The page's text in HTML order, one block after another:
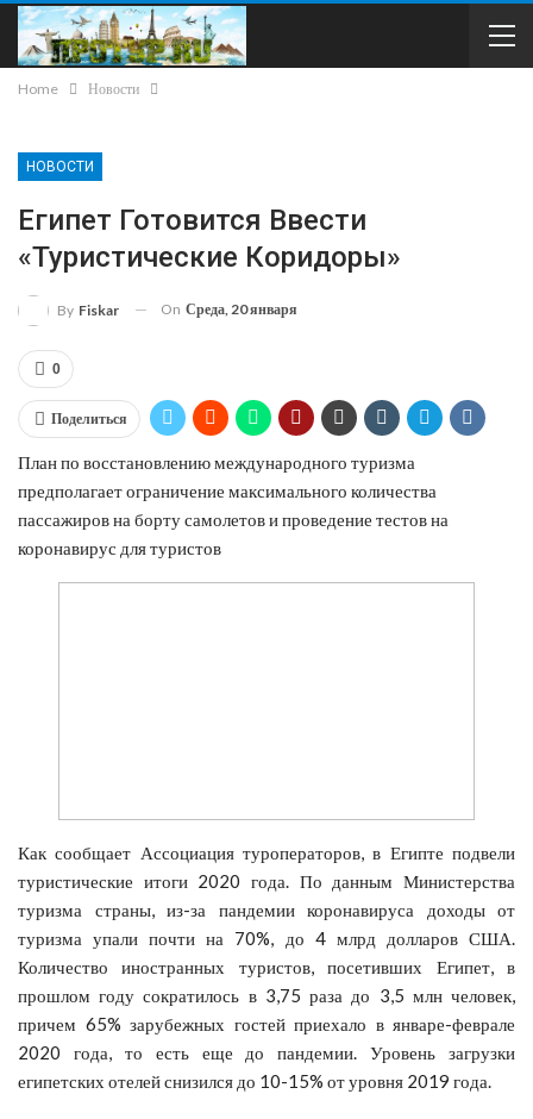
Home Новости
НОВОСТИ
Египет Готовится Ввести
«туристические Коридоры»
By Fiskar On Среда, 20 января
0
Поделиться
План по восстановлению международного туризма
предполагает ограничение максимального количества
пассажиров на борту самолетов и проведение тестов на
коронавирус для туристов
Как сообщает Ассоциация туроператоров, в Египте подвели
туристические итоги 2020 года. По данным Министерства
туризма страны, из-за пандемии коронавируса доходы от
туризма упали почти на 70%, до 4 млрд долларов США.
Количество иностранных туристов, посетивших Египет, в
прошлом году сократилось в 3,75 раза до 3,5 млн человек,
причем 65% зарубежных гостей приехало в январе-феврале
2020 года, то есть еще до пандемии. Уровень загрузки
египетских отелей снизился до 10-15% от уровня 2019 года.